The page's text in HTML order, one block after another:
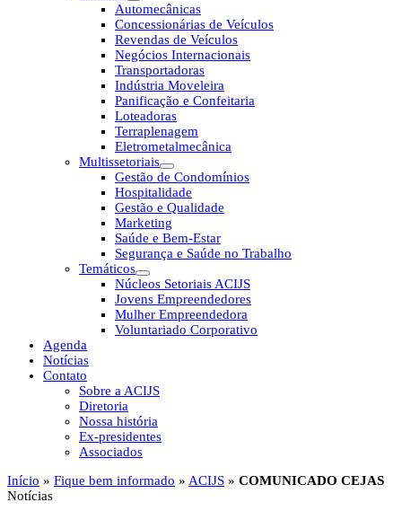
Automecânicas
Concessionárias de Veículos
Revendas de Veículos
Negócios Internacionais
Transportadoras
Indústria Moveleira
Panificação e Confeitaria
Loteadoras
Terraplenagem
Eletrometalmecânica
Multissetoriais
Gestão de Condomínios
Hospitalidade
Gestão e Qualidade
Marketing
Saúde e Bem-Estar
Segurança e Saúde no Trabalho
Temáticos
Núcleos Setoriais ACIJS
Jovens Empreendedores
Mulher Empreendedora
Voluntariado Corporativo
Agenda
Notícias
Contato
Sobre a ACIJS
Diretoria
Nossa história
Ex-presidentes
Associados
Início » Fique bem informado » ACIJS » COMUNICADO CEJAS
Notícias